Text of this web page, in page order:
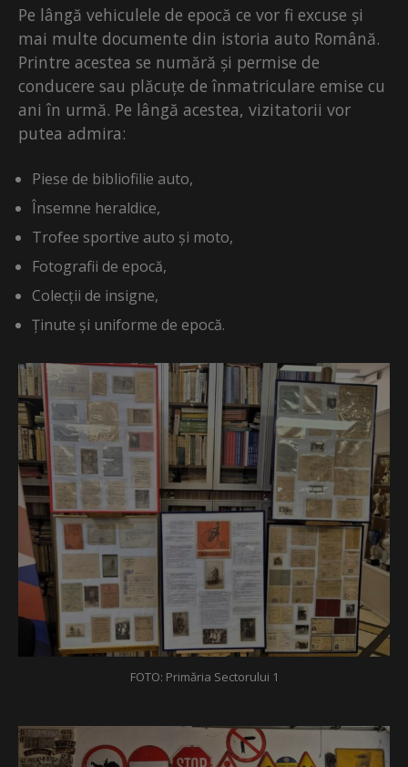
Pe lângă vehiculele de epocă ce vor fi excuse și
mai multe documente din istoria auto Română.
Printre acestea se numără și permise de
conducere sau plăcuțe de înmatriculare emise cu
ani în urmă. Pe lângă acestea, vizitatorii vor
putea admira:
Piese de bibliofilie auto,
Însemne heraldice,
Trofee sportive auto și moto,
Fotografii de epocă,
Colecții de insigne,
Ținute și uniforme de epocă.
FOTO: Primăria Sectorului 1